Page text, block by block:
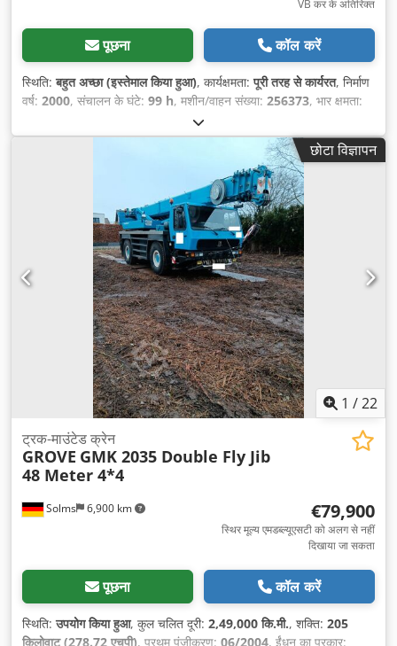
VB कर के अतिरिक्त
पूछना कॉल करें
स्थिति:बहुत अच्छा (इस्तेमाल किया हुआ), कार्यक्षमता:पूरी तरह से कार्यरत, निर्माण
वर्ष: 2000, संचालन के घंटे: 99 h, मशीन/वाहन संख्या: 256373, भार क्षमता:
15,700 मिमी
परिवहन लंबाई:6,040 मिमी, परिवहन चौड़ाई:1,550 मिमी, परिवहन ऊँचाई:
, ईंधन का प्रकार:विद्युत, टायर
100 प्रतिशत, रंग:पीला
छोटा विज्ञापन
1 /22
Solms 6,900 km
ट्रक-माउंटेड क्रेन
GROVE GMK 2035 Double Fly Jib
48 Meter 4*4
€79,900
स्थिर मूल्य एमडब्ल्यूएसटी को अलग से नहीं
दिखाया जा सकता
पूछना कॉल करें
स्थिति:उपयोग किया हुआ, कुल चलित दूरी: 2,49,000 कि.मी., शक्ति: 205
किलोवाट (278.72 एचपी), प्रथम पंजीकरण: 06/2004, ईंधन का प्रकार: